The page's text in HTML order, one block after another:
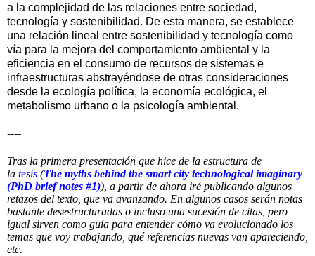
a la complejidad de las relaciones entre sociedad,
tecnología y sostenibilidad. De esta manera, se establece
una relación lineal entre sostenibilidad y tecnología como
vía para la mejora del comportamiento ambiental y la
eficiencia en el consumo de recursos de sistemas e
infraestructuras abstrayéndose de otras consideraciones
desde la ecología política, la economía ecológica, el
metabolismo urbano o la psicología ambiental.
----
Tras la primera presentación que hice de la estructura de
la tesis (The myths behind the smart city technological imaginary
(PhD brief notes #1)), a partir de ahora iré publicando algunos
retazos del texto, que va avanzando. En algunos casos serán notas
bastante desestructuradas o incluso una sucesión de citas, pero
igual sirven como guía para entender cómo va evolucionado los
temas que voy trabajando, qué referencias nuevas van apareciendo,
etc.